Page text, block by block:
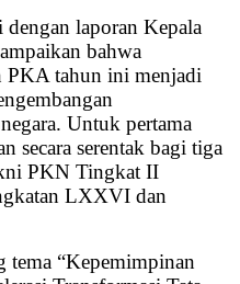
laporan Kepala
bahwa
PKA tahun ini menjadi
Untuk pertama
secara serentak bagi tiga
PKN Tingkat II
LXXVI dan
tema “Kepemimpinan